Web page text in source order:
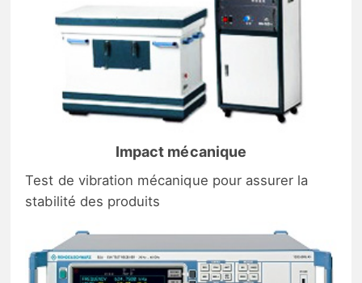
Impact mécanique
Test de vibration mécanique pour assurer la
stabilité des produits